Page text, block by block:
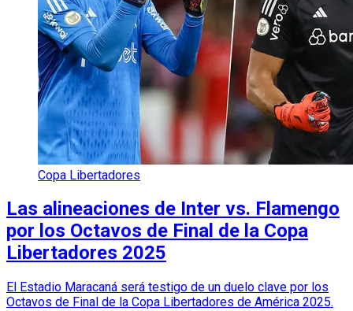
Copa Libertadores
Las alineaciones de Inter vs. Flamengo
por los Octavos de Final de la Copa
Libertadores 2025
El Estadio Maracaná será testigo de un duelo clave por los
Octavos de Final de la Copa Libertadores de América 2025.